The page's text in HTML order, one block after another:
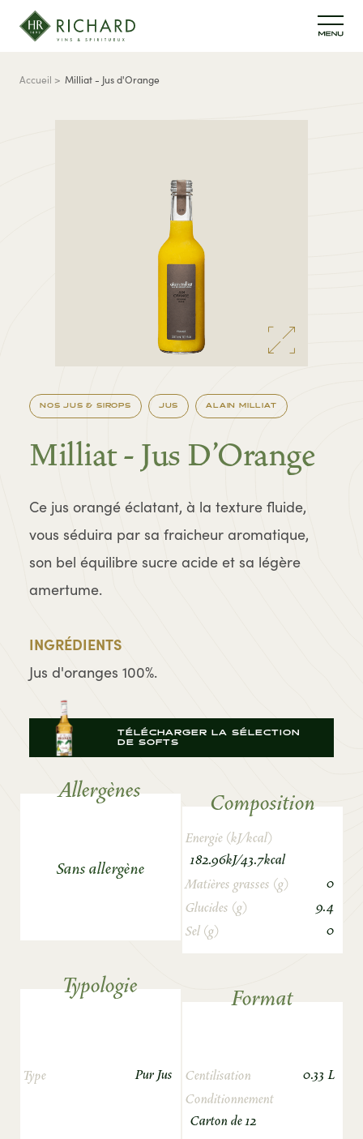
Aller au contenu principal
Fil d'Ariane
Accueil Milliat - Jus d'Orange
NOS JUS & SIROPS JUS ALAIN MILLIAT
Milliat - Jus D'Orange
Ce jus orangé éclatant, à la texture fluide,
vous séduira par sa fraicheur aromatique,
son bel équilibre sucre acide et sa légère
amertume.
INGRÉDIENTS
Jus d'oranges 100%.
TÉLÉCHARGER LA SÉLECTION
DE SOFTS
Allergènes
Sans allergène
Composition
Energie (kJ/kcal)
182.96kJ/43.7kcal
Matières grasses (g)
0
Glucides (g)
9.4
Sel (g)
0
Typologie
Type Pur Jus
Format
Centilisation
0.33 L
Conditionnement
Carton de 12